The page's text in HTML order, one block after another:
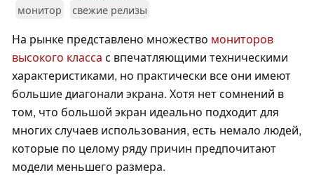
монитор свежие релизы
На рынке представлено множество мониторов
высокого класса с впечатляющими техническими
характеристиками, но практически все они имеют
большие диагонали экрана. Хотя нет сомнений в
том, что большой экран идеально подходит для
многих случаев использования, есть немало людей,
которые по целому ряду причин предпочитают
модели меньшего размера.